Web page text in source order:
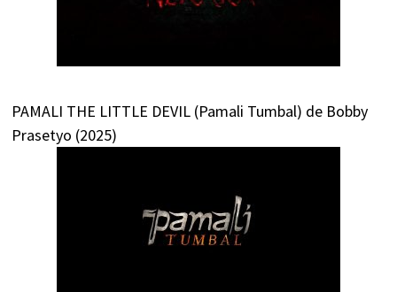
PAMALI THE LITTLE DEVIL (Pamali Tumbal) de Bobby
Prasetyo (2025)